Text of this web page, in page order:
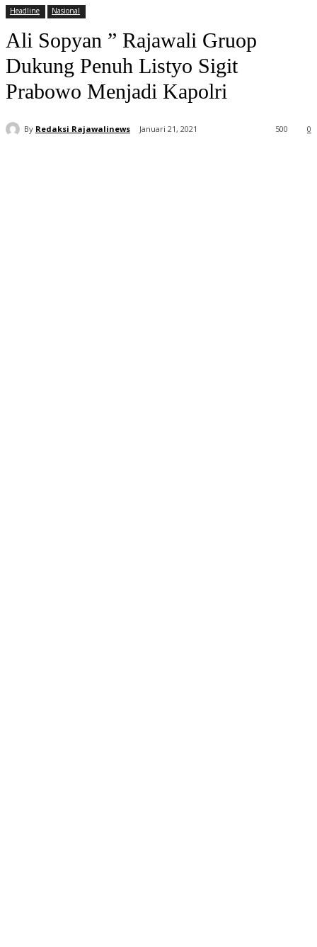
Headline Nasional
Ali Sopyan ” Rajawali Gruop
Dukung Penuh Listyo Sigit
Prabowo Menjadi Kapolri
By Redaksi Rajawalinews Januari 21, 2021 0
500